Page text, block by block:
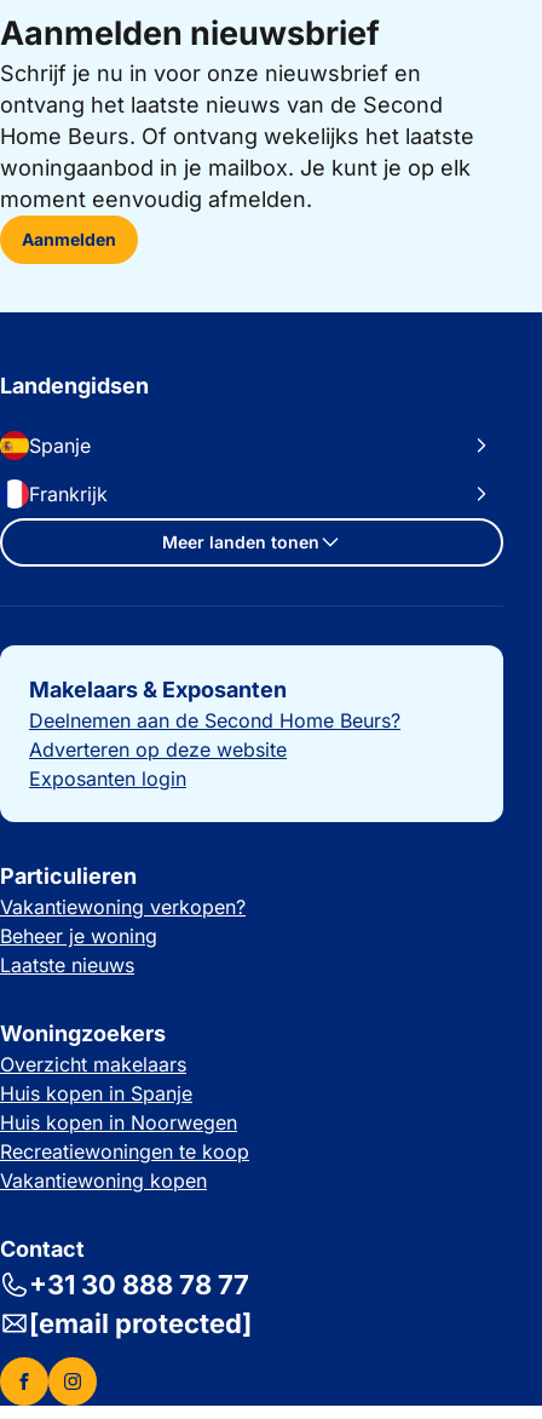
Aanmelden nieuwsbrief
Schrijf je nu in voor onze nieuwsbrief en
ontvang het laatste nieuws van de Second
Home Beurs. Of ontvang wekelijks het laatste
woningaanbod in je mailbox. Je kunt je op elk
moment eenvoudig afmelden.
Aanmelden
Landengidsen
Spanje
Frankrijk
Meer landen tonen
Belangrijke links
Makelaars & Exposanten
Deelnemen aan de Second Home Beurs?
Adverteren op deze website
Exposanten login
Particulieren
Vakantiewoning verkopen?
Beheer je woning
Laatste nieuws
Woningzoekers
Overzicht makelaars
Huis kopen in Spanje
Huis kopen in Noorwegen
Recreatiewoningen te koop
Vakantiewoning kopen
Contact
+31 30 888 78 77
[email protected]